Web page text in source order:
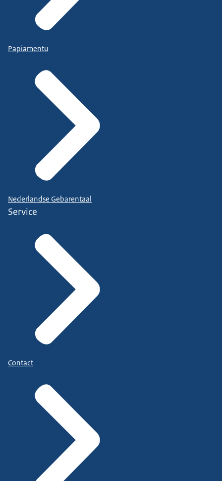
Papiamentu
Nederlandse Gebarentaal
Service
Contact